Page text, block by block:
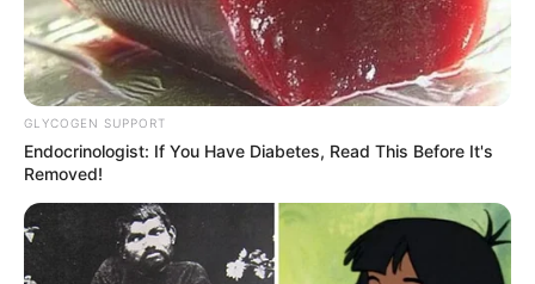
GLYCOGEN SUPPORT
Endocrinologist: If You Have Diabetes, Read This Before It's
Removed!